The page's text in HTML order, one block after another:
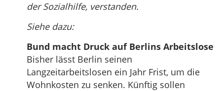
der Sozialhilfe, verstanden.
Siehe dazu:
Bund macht Druck auf Berlins Arbeitslose
Bisher lässt Berlin seinen
Langzeitarbeitslosen ein Jahr Frist, um die
Wohnkosten zu senken. Künftig sollen